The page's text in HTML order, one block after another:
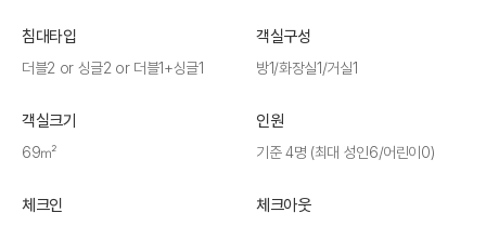
침대타입
더블2 or 싱글2 or 더블1+싱글1
객실구성
방1/화장실1/거실1
객실크기
69㎡
인원
기준 4명 (최대 성인6/어린이0)
체크인 체크아웃